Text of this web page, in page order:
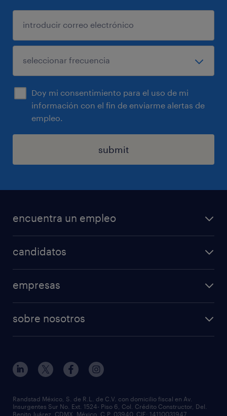
Doy mi consentimiento para el uso de mi
información con el fin de enviarme alertas de
empleo.
submit
encuentra un empleo
candidatos
professional
empresas
outplacement
casos de éxito
necesito personal
sobre nosotros
partner for talent
eventos & webinars
nuestras sucursales
equidad y diversidad
Randstad México, S. de R.L. de C.V. con domicilio fiscal en Av.
Insurgentes Sur No. Ext. 1524- Piso 6, Col. Crédito Constructor, Del.
Benito Juárez, CDMX, México. C.P. 03940. CIF: 14110031947